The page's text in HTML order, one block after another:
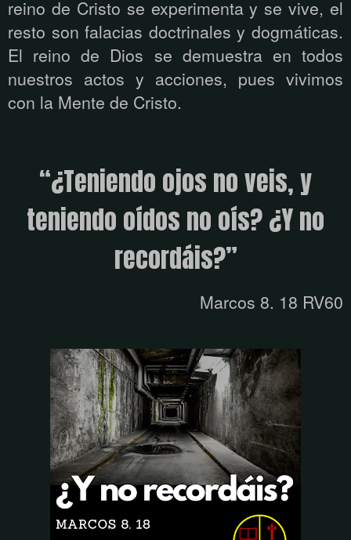
reino de Cristo se experimenta y se vive, el
resto son falacias doctrinales y dogmáticas.
El reino de Dios se demuestra en todos
nuestros actos y acciones, pues vivimos
con la Mente de Cristo.
“¿Teniendo ojos no veis, y
teniendo oídos no oís? ¿Y no
recordáis?”
Marcos 8. 18 RV60